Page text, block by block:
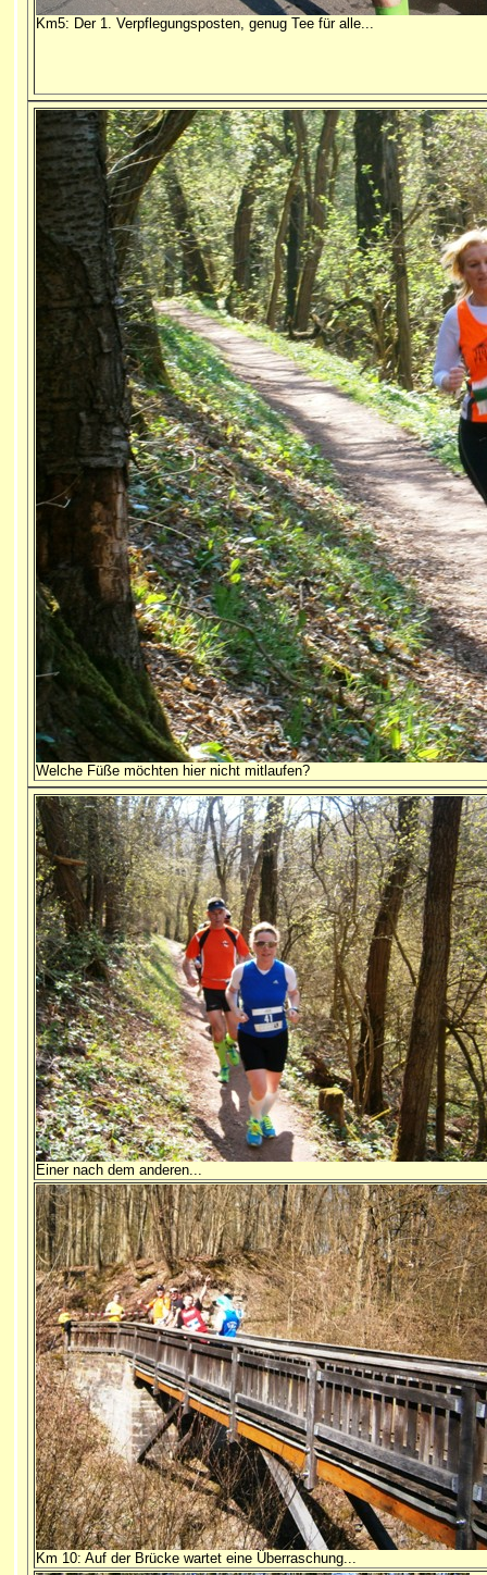
Km5: Der 1. Verpflegungsposten, genug Tee für alle...
Welche Füße möchten hier nicht mitlaufen?
Einer nach dem anderen...
Km 10: Auf der Brücke wartet eine Überraschung...